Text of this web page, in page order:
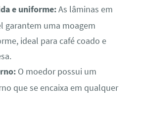
e uniforme:As lâminas em
garantem uma moagem
ideal para café coado e
O moedor possui um
que se encaixa em qualquer